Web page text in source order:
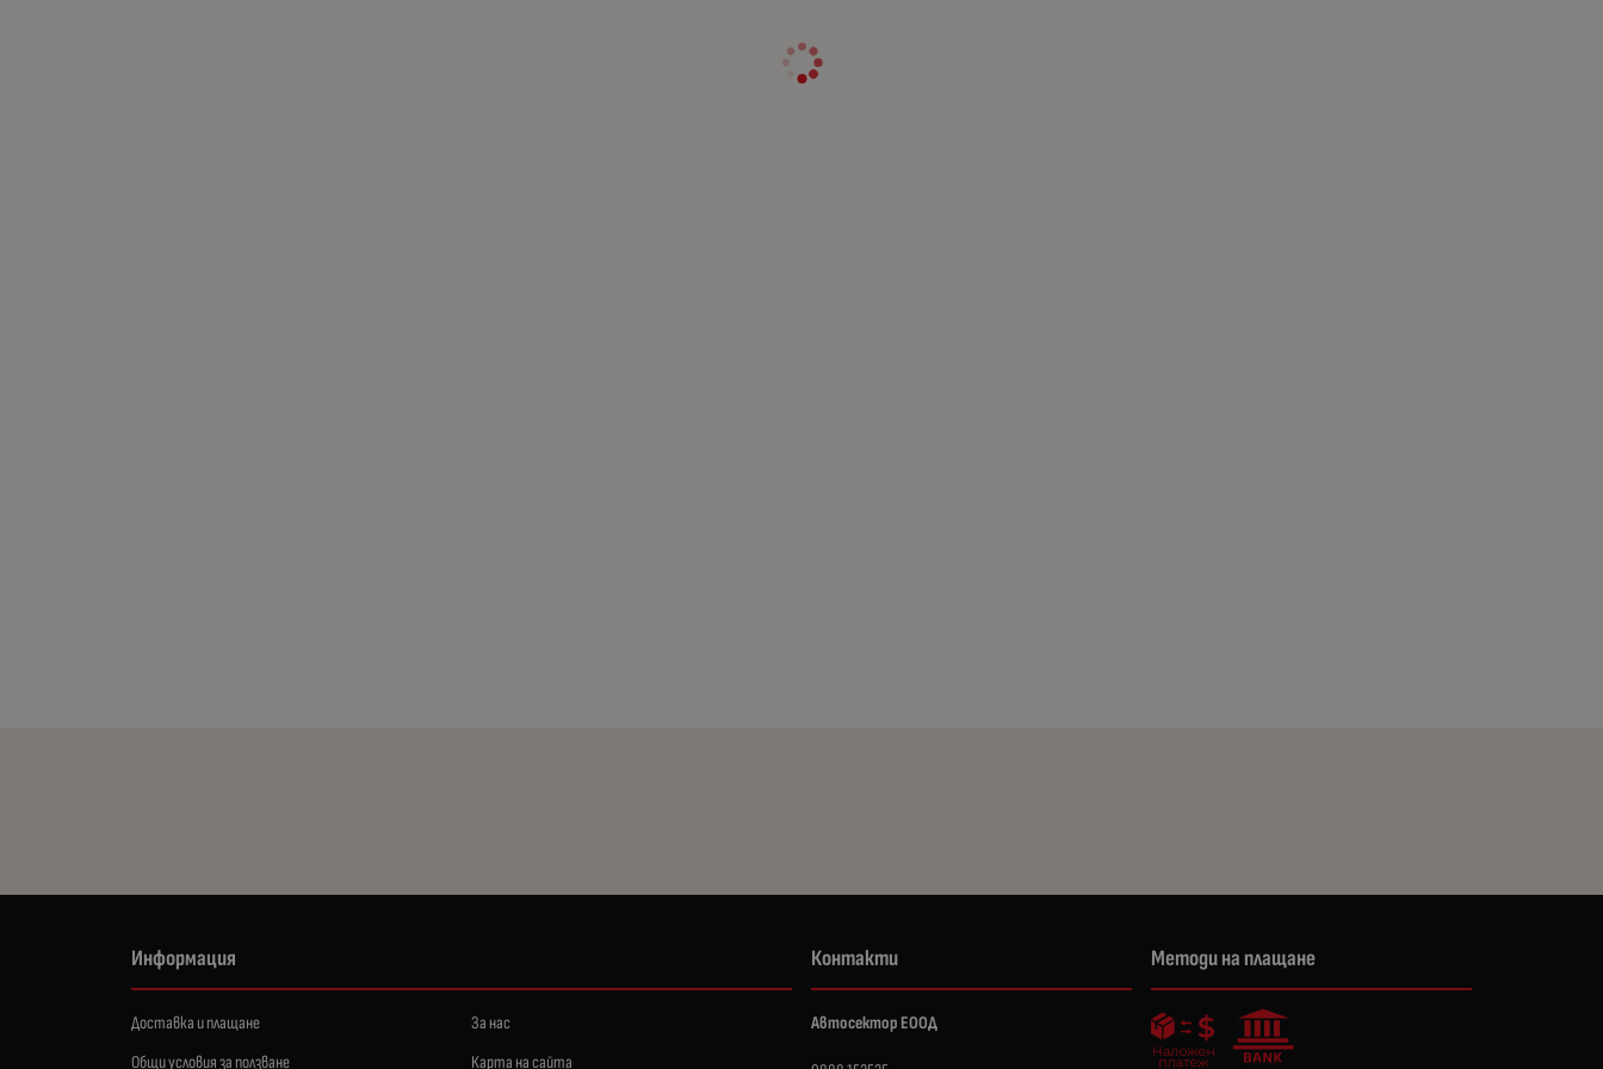
Информация
Доставка и плащане
Общи условия за ползване
За нас
Карта на сайта
Контакти
Автосектор ЕООД
Методи на плащане